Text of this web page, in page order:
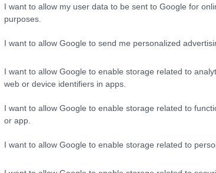
I want to allow my user data to be sent to Google for
purposes.
I want to allow Google to send me personalized
I want to allow Google to enable storage related to
web or device identifiers in apps.
I want to allow Google to enable storage related to
or app.
I want to allow Google to enable storage related to
στη ΜΕΘ του Ευαγγελισμού ήρθε η ώρα
Θεού αλλά και τη θέληση του ίδιου για ζωή
την επόμενη κορυφή».
ευγνωμοσύνη της προς τη διοίκηση και
τονίζοντας πως στάθηκαν στο πλευρό
καθήκοντα.